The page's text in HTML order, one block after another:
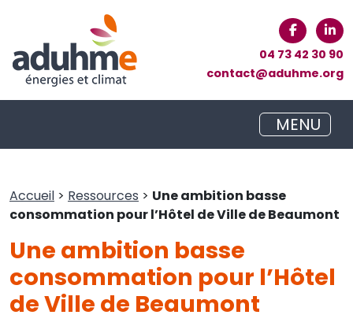
04 73 42 30 90
contact@aduhme.org
MENU
Accueil > Ressources > Une ambition basse
consommation pour l’Hôtel de Ville de Beaumont
Une ambition basse
consommation pour l’Hôtel
de Ville de Beaumont